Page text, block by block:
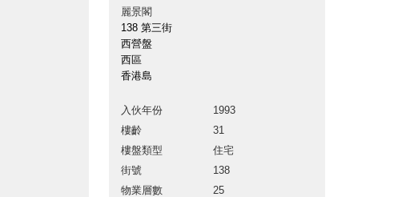
麗景閣
138 第三街
西營盤
西區
香港島
入伙年份
1993
樓齡
31
樓盤類型
住宅
街號
138
物業層數
25